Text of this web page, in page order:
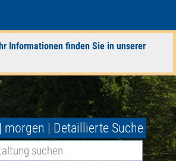
Informationen finden Sie in unserer
| morgen | Detaillierte Suche